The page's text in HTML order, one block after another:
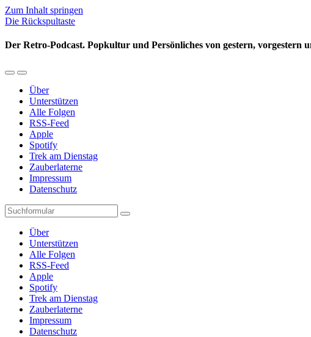
Zum Inhalt springen
Die Rückspultaste
Der Retro-Podcast. Popkultur und Persönliches von gestern, vorgestern
Mobil-
umschalten
Suchfeld
umschalten
Über
Unterstützen
Alle Folgen
RSS-Feed
Apple
Spotify
Trek am Dienstag
Zauberlaterne
Impressum
Datenschutz
Suchen
Über
Unterstützen
Alle Folgen
RSS-Feed
Apple
Spotify
Trek am Dienstag
Zauberlaterne
Impressum
Datenschutz